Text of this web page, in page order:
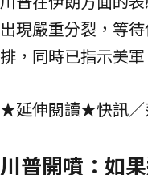
出現嚴重分裂，等
排，同時已指示美
★延伸閱讀★快訊
川普開噴：如